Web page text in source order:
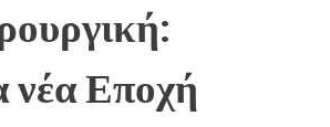
νέα Εποχή